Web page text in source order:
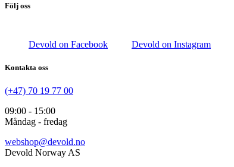
Följ oss
Devold on Facebook Devold on Instagram
Kontakta oss
(+47) 70 19 77 00
09:00 - 15:00
Måndag - fredag
webshop@devold.no
Devold Norway AS